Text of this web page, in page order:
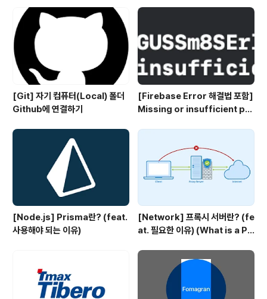
[Git] 자기 컴퓨터(Local) 폴더
Github에 연결하기
[Firebase Error 해결법 포함]
Missing or insufficient per
[Node.js] Prisma란? (feat.
사용해야 되는 이유)
[Network] 프록시 서버란? (fe
at. 필요한 이유) (What is a Pr